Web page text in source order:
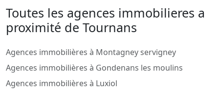
Toutes les agences immobilieres a
proximité de Tournans
Agences immobilières à Montagney servigney
Agences immobilières à Gondenans les moulins
Agences immobilières à Luxiol